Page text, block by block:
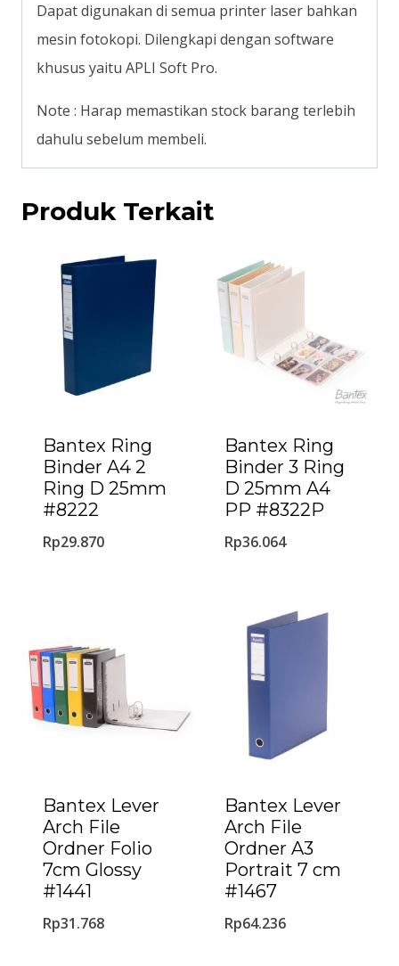
Dapat digunakan di semua printer laser bahkan
mesin fotokopi. Dilengkapi dengan software
khusus yaitu APLI Soft Pro.
Note : Harap memastikan stock barang terlebih
dahulu sebelum membeli.
Produk Terkait
Bantex Ring
Binder A4 2
Ring D 25mm
#8222
Rp29.870
Bantex Ring
Binder 3 Ring
D 25mm A4
PP #8322P
Rp36.064
Bantex Lever
Arch File
Ordner Folio
7cm Glossy
#1441
Rp31.768
Bantex Lever
Arch File
Ordner A3
Portrait 7 cm
#1467
Rp64.236